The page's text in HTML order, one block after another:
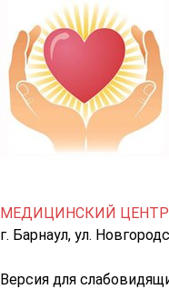
МЕДИЦИНСКИЙ ЦЕНТР
г. Барнаул, ул.
Версия для